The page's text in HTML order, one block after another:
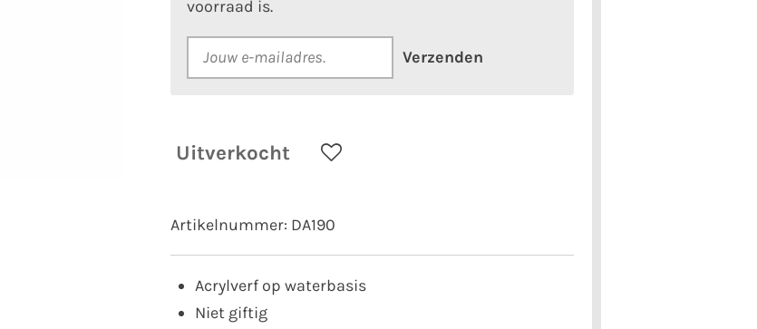
voorraad is.
Verzenden
Uitverkocht
Artikelnummer: DA190
Acrylverf op waterbasis
Niet giftig